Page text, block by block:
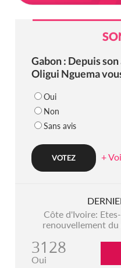
Gabon : Depuis
Oligui Nguema
Oui
Non
Sans avis
+
Côte d'Ivoire:
renouvellement du
3128
Oui